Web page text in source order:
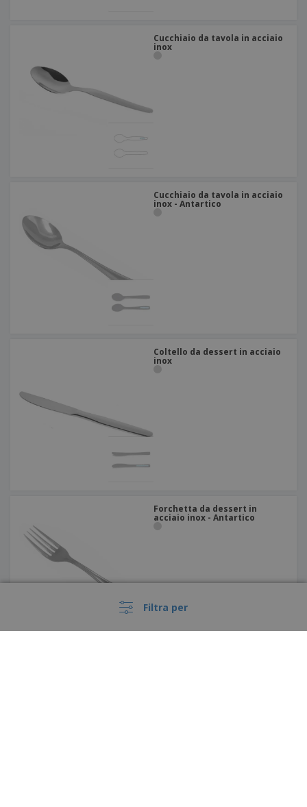
Filtra per
Cucchiaio da tavola in acciaio
inox
Cucchiaio da tavola in acciaio
inox - Antartico
Coltello da dessert in acciaio
inox
Forchetta da dessert in
acciaio inox - Antartico